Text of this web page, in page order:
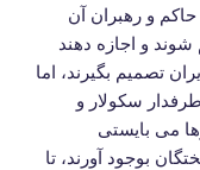
حاکم و رهبران آن
و اجازه دهند
تصمیم بگیرند، اما
سکولار و
می بایستی
بوجود آورند، تا